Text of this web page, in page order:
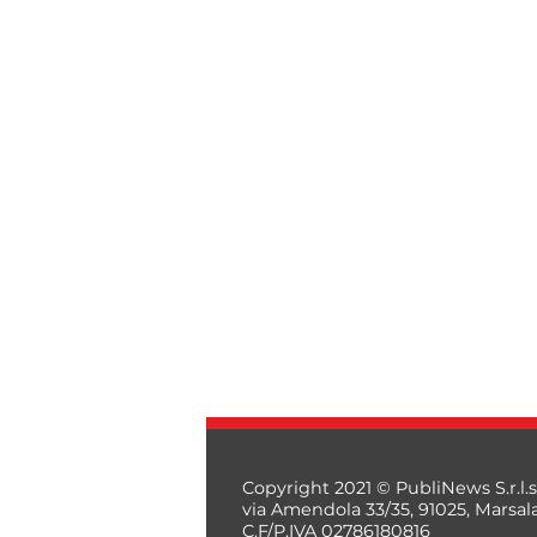
Copyright 2021 © PubliNews
via Amendola 33/35, 91025,
C.F/P.IVA 02786180816